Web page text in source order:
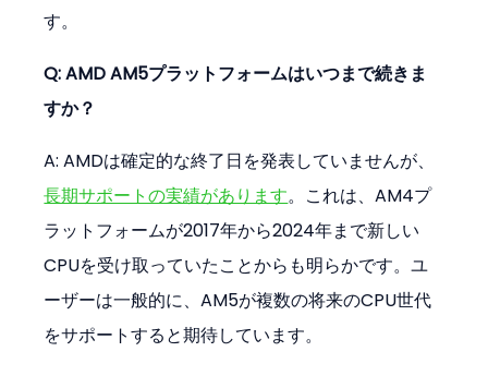
す。
Q: AMD AM5プラットフォームはいつまで続きま
すか？
A: AMDは確定的な終了日を発表していませんが、
長期サポートの実績があります。これは、AM4プ
ラットフォームが2017年から2024年まで新しい
CPUを受け取っていたことからも明らかです。ユ
ーザーは一般的に、AM5が複数の将来のCPU世代
をサポートすると期待しています。